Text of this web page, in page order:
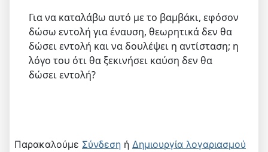
Για να καταλάβω αυτό με το βαμβάκι, εφόσον
δώσω εντολή για έναυση, θεωρητικά δεν θα
δώσει εντολή και να δουλέψει η αντίσταση; η
λόγο του ότι θα ξεκινήσει καύση δεν θα
δώσει εντολή?
Παρακαλούμε Σύνδεση ή Δημιουργία λογαριασμού